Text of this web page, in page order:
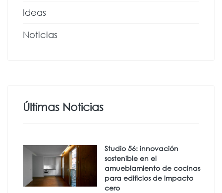
Ideas
Noticias
Últimas Noticias
Studio 56: innovación
sostenible en el
amueblamiento de cocinas
para edificios de impacto
cero